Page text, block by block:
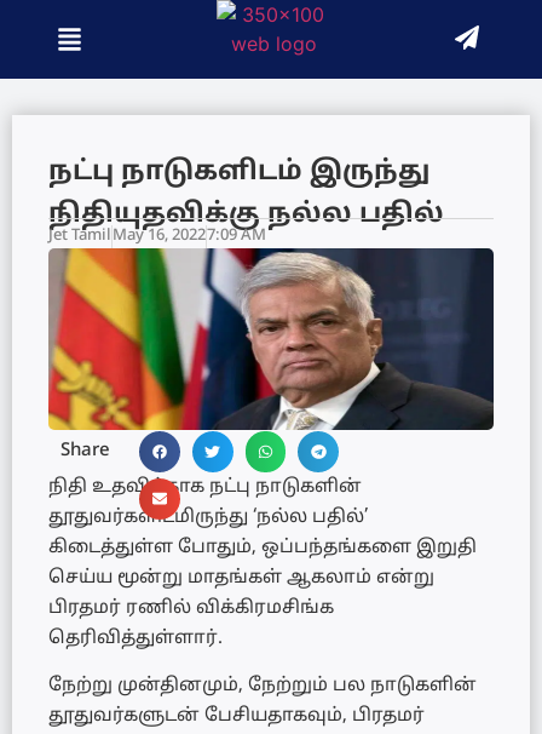
நட்பு நாடுகளிடம் இருந்து
நிதியுதவிக்கு நல்ல பதில்
Jet TamilMay 16, 20227:09 AM
Share
நிதி உதவிக்காக நட்பு நாடுகளின்
தூதுவர்களிடமிருந்து ‘நல்ல பதில்’
கிடைத்துள்ள போதும், ஒப்பந்தங்களை இறுதி
செய்ய மூன்று மாதங்கள் ஆகலாம் என்று
பிரதமர் ரணில் விக்கிரமசிங்க
தெரிவித்துள்ளார்.
நேற்று முன்தினமும், நேற்றும் பல நாடுகளின்
தூதுவர்களுடன் பேசியதாகவும், பிரதமர்